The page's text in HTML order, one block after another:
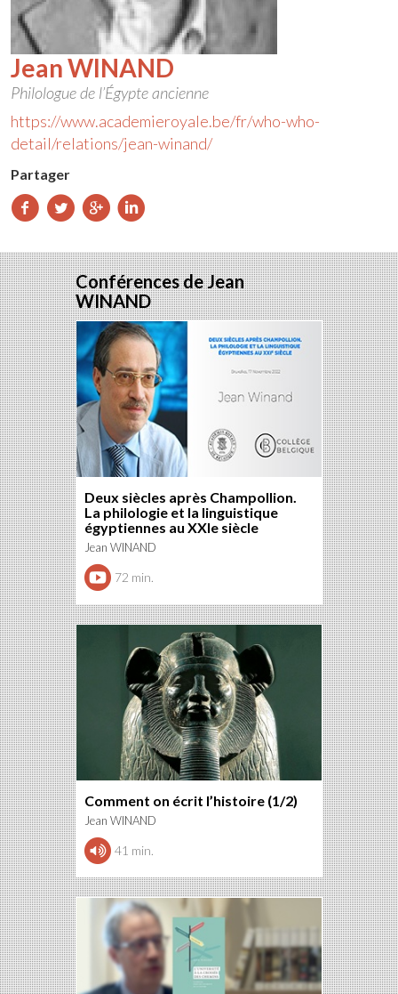
Jean WINAND
Philologue de l’Égypte ancienne
https://www.academieroyale.be/fr/who-who-
detail/relations/jean-winand/
Partager
Partager
Facebook
Partager
Twitter
Partager
Google+
LinkedIn
Conférences de Jean
WINAND
Deux siècles après Champollion.
La philologie et la linguistique
égyptiennes au XXIe siècle
Jean WINAND
72 min.
Comment on écrit l’histoire (1/2)
Jean WINAND
41 min.